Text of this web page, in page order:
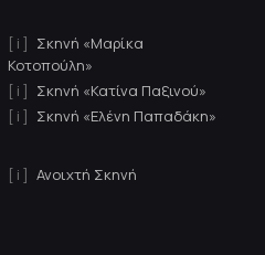
Σκηνή «Μαρίκα
Κοτοπούλη»
Σκηνή «Κατίνα Παξινού»
Σκηνή «Ελένη Παπαδάκη»
Ανοιχτή Σκηνή